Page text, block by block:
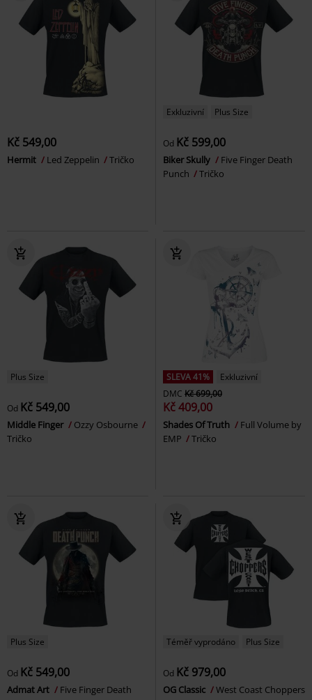
Kč 549,00
Hermit Led Zeppelin Tričko
Exkluzivní Plus Size
Od Kč 599,00
Biker Skully
Five Finger Death
Punch
Tričko
Plus Size
Od Kč 549,00
Middle Finger
Ozzy Osbourne
Tričko
SLEVA 41%
Exkluzivní
DMC Kč 699,00
Kč 409,00
Shades Of Truth
Full Volume by
EMP
Tričko
Plus Size
Od Kč 549,00
Admat Art
Five Finger Death
Téměř vyprodáno Plus Size
Od Kč 979,00
OG Classic
West Coast Choppers